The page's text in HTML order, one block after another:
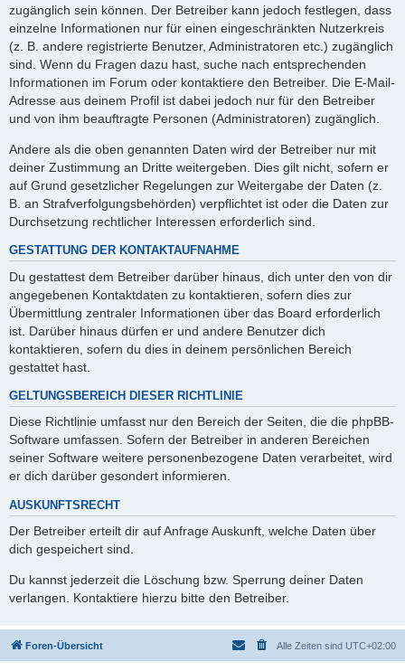
zugänglich sein können. Der Betreiber kann jedoch festlegen, dass
einzelne Informationen nur für einen eingeschränkten Nutzerkreis
(z. B. andere registrierte Benutzer, Administratoren etc.) zugänglich
sind. Wenn du Fragen dazu hast, suche nach entsprechenden
Informationen im Forum oder kontaktiere den Betreiber. Die E-Mail-
Adresse aus deinem Profil ist dabei jedoch nur für den Betreiber
und von ihm beauftragte Personen (Administratoren) zugänglich.
Andere als die oben genannten Daten wird der Betreiber nur mit
deiner Zustimmung an Dritte weitergeben. Dies gilt nicht, sofern er
auf Grund gesetzlicher Regelungen zur Weitergabe der Daten (z.
B. an Strafverfolgungsbehörden) verpflichtet ist oder die Daten zur
Durchsetzung rechtlicher Interessen erforderlich sind.
GESTATTUNG DER KONTAKTAUFNAHME
Du gestattest dem Betreiber darüber hinaus, dich unter den von dir
angegebenen Kontaktdaten zu kontaktieren, sofern dies zur
Übermittlung zentraler Informationen über das Board erforderlich
ist. Darüber hinaus dürfen er und andere Benutzer dich
kontaktieren, sofern du dies in deinem persönlichen Bereich
gestattet hast.
GELTUNGSBEREICH DIESER RICHTLINIE
Diese Richtlinie umfasst nur den Bereich der Seiten, die die phpBB-
Software umfassen. Sofern der Betreiber in anderen Bereichen
seiner Software weitere personenbezogene Daten verarbeitet, wird
er dich darüber gesondert informieren.
AUSKUNFTSRECHT
Der Betreiber erteilt dir auf Anfrage Auskunft, welche Daten über
dich gespeichert sind.
Du kannst jederzeit die Löschung bzw. Sperrung deiner Daten
verlangen. Kontaktiere hierzu bitte den Betreiber.
Foren-Übersicht Alle Zeiten sind UTC+02:00